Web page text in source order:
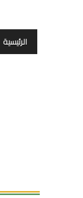
الرئيسية